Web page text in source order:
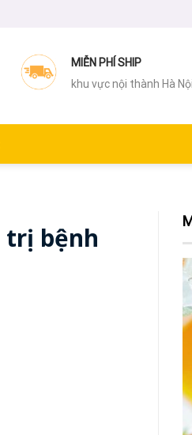
MIỄN PHÍ SHIP
khu vực nội thành Hà Nội
trị bệnh